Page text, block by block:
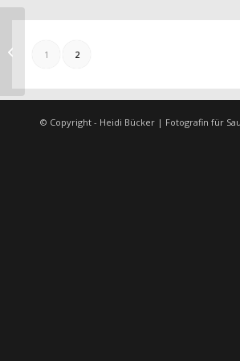
1 2
© Copyright - Heidi Bücker | Fotografin für
Winter im Sauerland